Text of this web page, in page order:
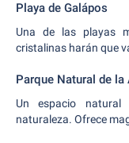
Playa de Galápos
Una de las playas
cristalinas harán que
Parque Natural de la
Un espacio
naturaleza. Ofrece